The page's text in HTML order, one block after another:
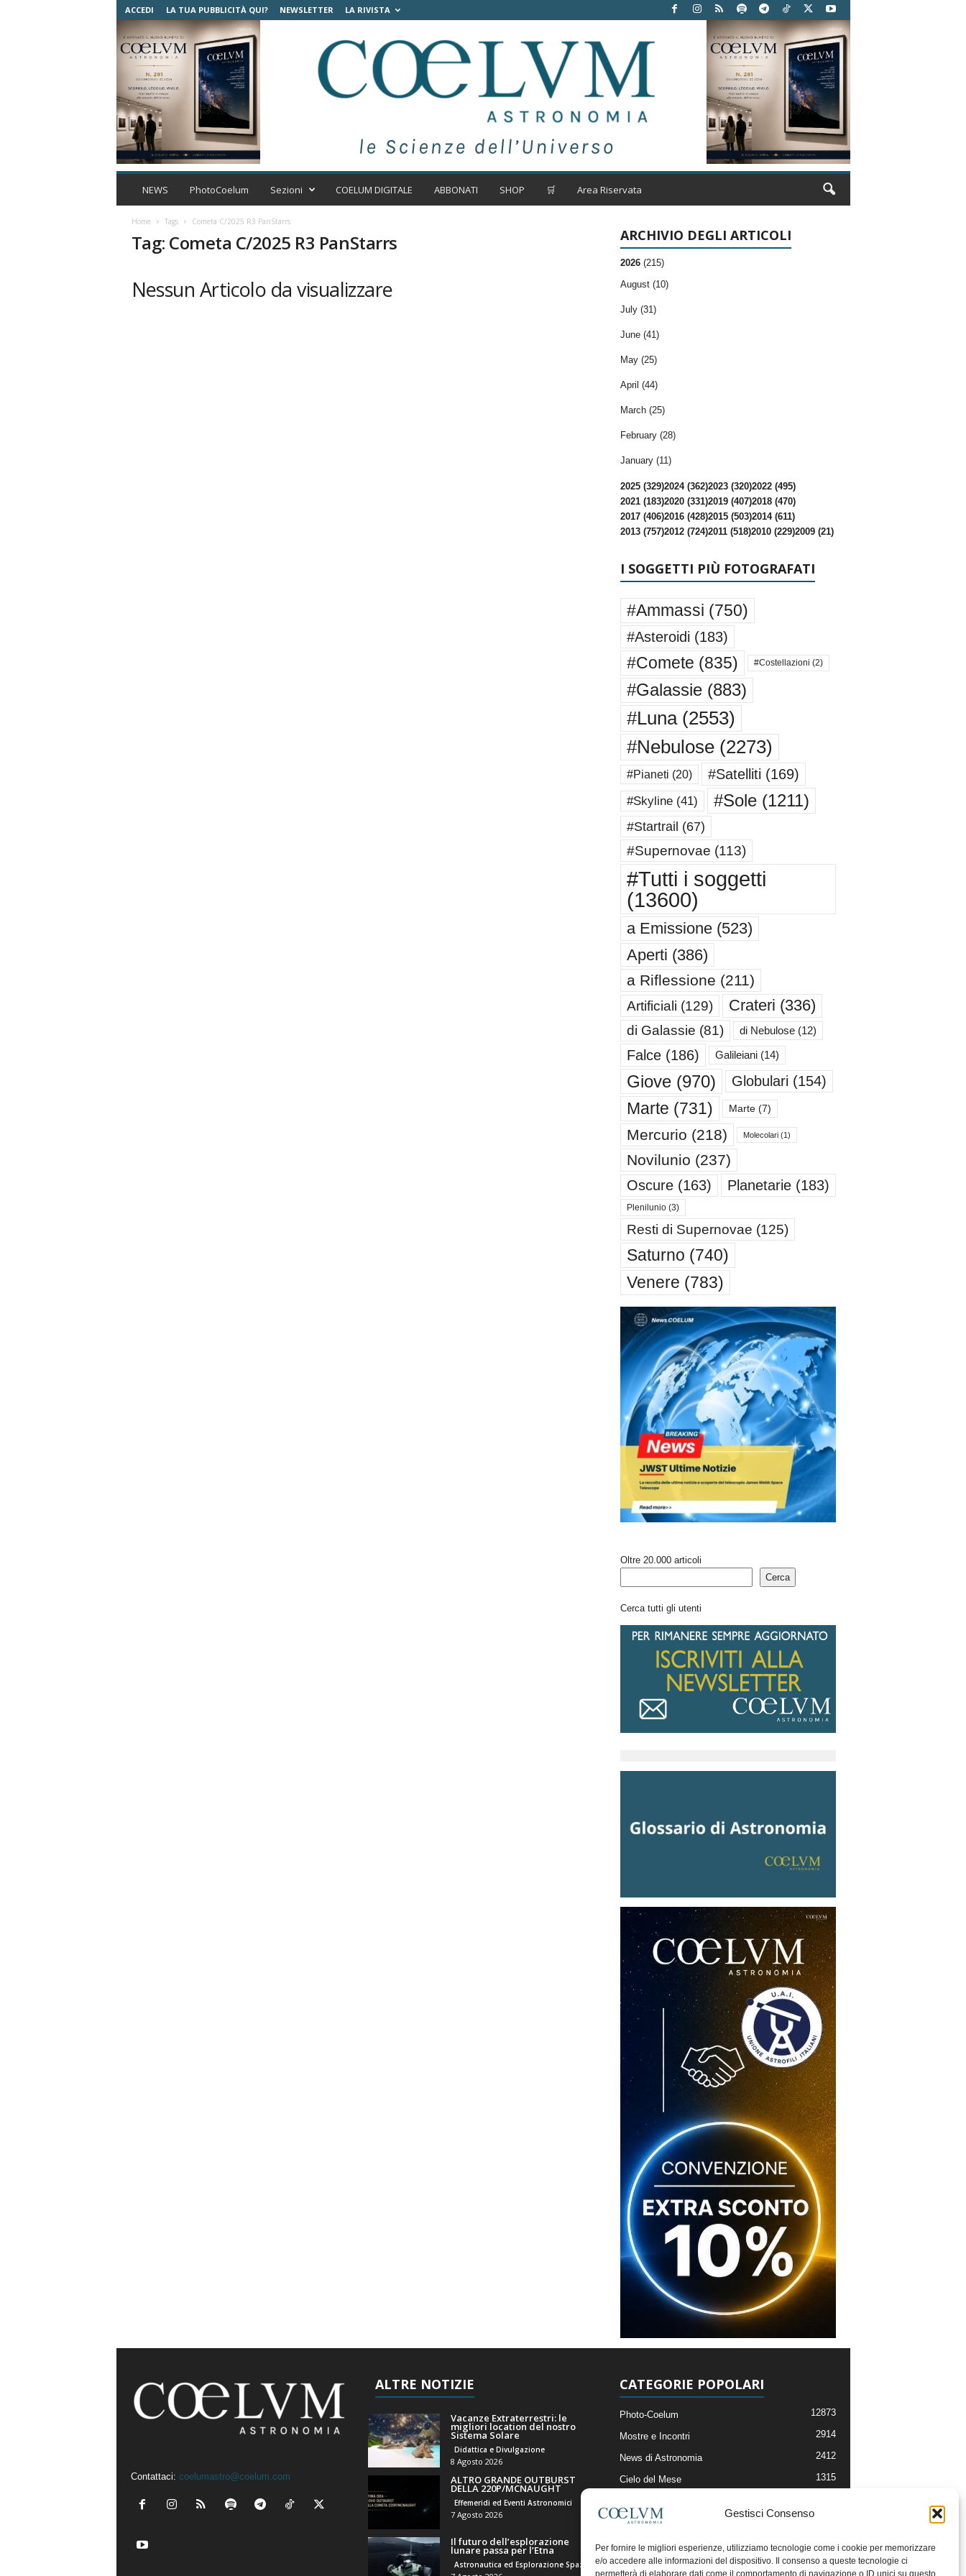
Gestisci Consenso
Per fornire le migliori esperienze, utilizziamo tecnologie come i cookie per memorizzare
e/o accedere alle informazioni del dispositivo. Il consenso a queste tecnologie ci
permetterà di elaborare dati come il comportamento di navigazione o ID unici su questo
ACCEDI LA TUA PUBBLICITÀ QUI? NEWSLETTER LA RIVISTA
C
l
m
t
NEWS PhotoCoelum Sezioni COELUM DIGITALE ABBONATI SHOP 🛒 Area Riservata
Home Tags Cometa C/2025 R3 PanStarrs
Tag: Cometa C/2025 R3 PanStarrs
Nessun Articolo da visualizzare
ARCHIVIO DEGLI ARTICOLI
2026 (215)
August (10)
July (31)
June (41)
May (25)
April (44)
March (25)
February (28)
January (11)
2025 (329)2024 (362)2023 (320)2022 (495)
2021 (183)2020 (331)2019 (407)2018 (470)
2017 (406)2016 (428)2015 (503)2014 (611)
2013 (757)2012 (724)2011 (518)2010 (229)2009 (21)
I SOGGETTI PIÙ FOTOGRAFATI
#Ammassi (750)
#Asteroidi (183)
#Comete (835) #Costellazioni (2)
#Galassie(883)
#Luna(2553)
#Nebulose(2273)
#Pianeti (20) #Satelliti (169)
#Skyline(41) #Sole(1211)
#Startrail (67)
#Supernovae (113)
#Tutti i soggetti
(13600)
a Emissione(523)
Aperti (386)
a Riflessione (211)
Artificiali (129) Crateri (336)
di Galassie (81) di Nebulose(12)
Falce(186) Galileiani(14)
Giove(970) Globulari (154)
Marte (731) Marte(7)
Mercurio (218) Molecolari(1)
Novilunio (237)
Oscure(163) Planetarie(183)
Plenilunio(3)
Resti di Supernovae (125)
Saturno (740)
Venere (783)
Oltre 20.000 articoli
Cerca
Cerca tutti gli utenti
Contattaci: coelumastro@coelum.com
ALTRE NOTIZIE
Vacanze Extraterrestri: le
migliori location del nostro
Sistema Solare
Didattica e Divulgazione
8 Agosto 2026
ALTRO GRANDE OUTBURST
DELLA 220P/MCNAUGHT
Effemeridi ed Eventi Astronomici
7 Agosto 2026
Il futuro dell’esplorazione
lunare passa per l’Etna
CATEGORIE POPOLARI
Photo-Coelum 12873
Mostre e Incontri 2914
News di Astronomia 2412
Cielo del Mese 1315
Articoli e Risorse On-Line
Il Blog della Redazione